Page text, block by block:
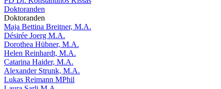
Doktoranden
Doktoranden
Maja Bettina Breitner, M.A.
Désirée Joerg M.A.
Dorothea Hübner, M.A.
Helen Reinhardt, M.A.
Catarina Haider, M.A.
Alexander Strunk, M.A.
Lukas Reimann MPhil